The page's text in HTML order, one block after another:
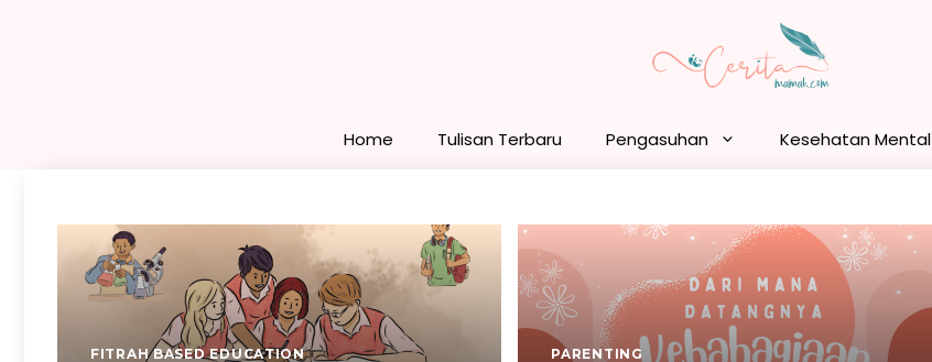
Home Tulisan Terbaru Pengasuhan Kesehatan Mental
FITRAH BASED EDUCATION PARENTING